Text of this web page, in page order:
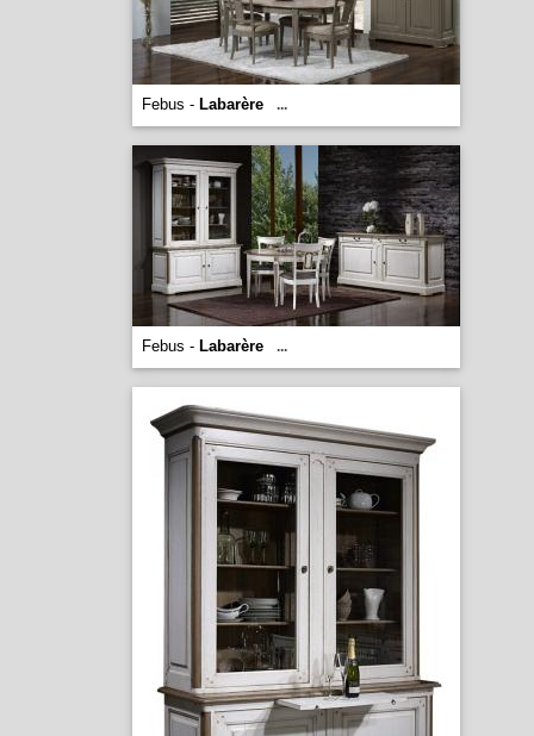
Febus - Labarère ...
Febus - Labarère ...